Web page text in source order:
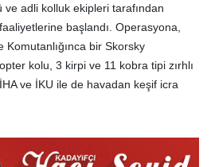
adli kolluk ekipleri tarafından
başlandı. Operasyona,
Komutanlığınca bir Skorsky
kolu, 3 kirpi ve 11 kobra tipi zırhlı
ve İKU ile de havadan keşif icra